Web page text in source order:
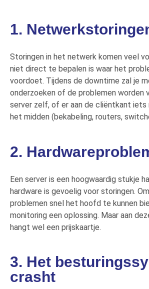
1.
Storingen in het netwerk komen veel
niet direct te bepalen is waar het
voordoet. Tijdens de downtime zal je
onderzoeken of de problemen worden
server zelf, of er aan de cliëntkant iets
het midden (bekabeling, routers,
2.
Een server is een hoogwaardig stukje
hardware is gevoelig voor storingen.
problemen snel het hoofd te kunnen
monitoring een oplossing. Maar aan
hangt wel een prijskaartje.
3. Het
crasht